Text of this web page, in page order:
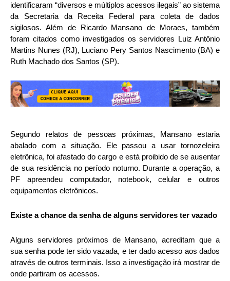
identificaram “diversos e múltiplos acessos ilegais” ao sistema
da Secretaria da Receita Federal para coleta de dados
sigilosos. Além de Ricardo Mansano de Moraes, também
foram citados como investigados os servidores Luiz Antônio
Martins Nunes (RJ), Luciano Pery Santos Nascimento (BA) e
Ruth Machado dos Santos (SP).
Segundo relatos de pessoas próximas, Mansano estaria
abalado com a situação. Ele passou a usar tornozeleira
eletrônica, foi afastado do cargo e está proibido de se ausentar
de sua residência no período noturno. Durante a operação, a
PF apreendeu computador, notebook, celular e outros
equipamentos eletrônicos.
Existe a chance da senha de alguns servidores ter vazado
Alguns servidores próximos de Mansano, acreditam que a
sua senha pode ter sido vazada, e ter dado acesso aos dados
através de outros terminais. Isso a investigação irá mostrar de
onde partiram os acessos.